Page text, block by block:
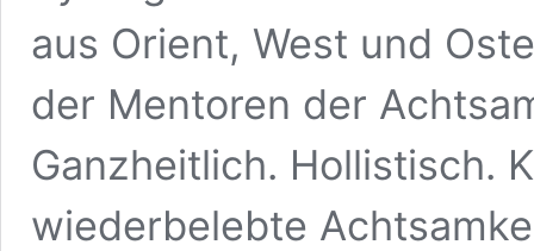
aus Orient, West und
der Mentoren der
Ganzheitlich. Hollistisch.
wiederbelebte